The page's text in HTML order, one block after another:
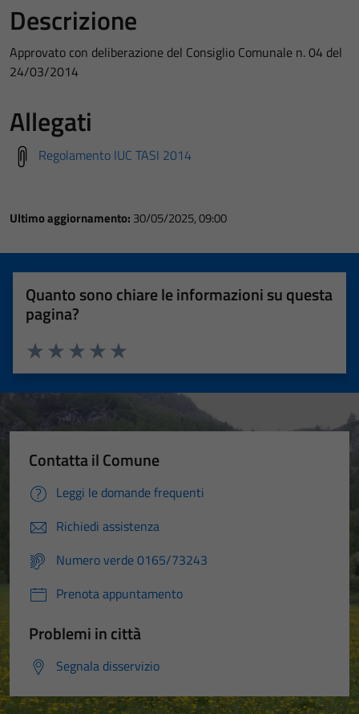
Descrizione
Approvato con deliberazione del Consiglio Comunale n. 04 del
24/03/2014
Allegati
Regolamento IUC TASI 2014
Ultimo aggiornamento: 30/05/2025, 09:00
Quanto sono chiare le informazioni su questa
pagina?
Valuta 5 stelle su 5
Valuta 4 stelle su 5
Valuta 3 stelle su 5
Valuta 2 stelle su 5
Valuta 1 stelle su 5
Contatta il Comune
Leggi le domande frequenti
Richiedi assistenza
Numero verde 0165/73243
Prenota appuntamento
Problemi in città
Segnala disservizio